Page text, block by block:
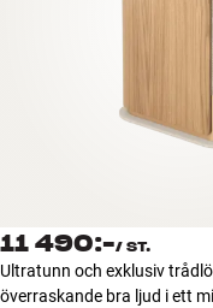
11 490:-/ ST.
Ultratunn och exklusiv
överraskande bra ljud i ett